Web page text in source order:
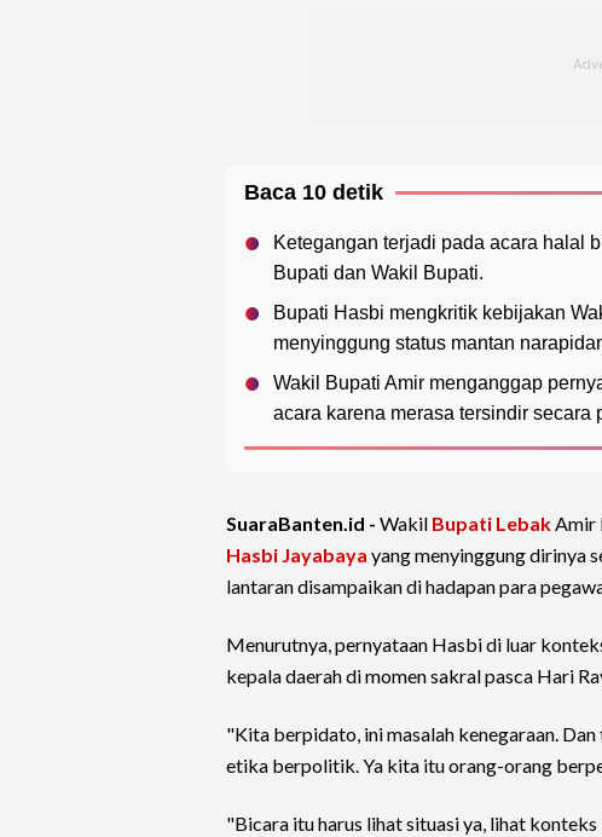
Baca 10 detik
Ketegangan terjadi pada acara halal
Bupati dan Wakil Bupati.
Bupati Hasbi mengkritik kebijakan
menyinggung status mantan
Wakil Bupati Amir menganggap
acara karena merasa tersindir secara
SuaraBanten.id - Wakil Bupati LebakAmir
Hasbi Jayabaya yang menyinggung dirinya
lantaran disampaikan di hadapan para
Menurutnya, pernyataan Hasbi di luar
kepala daerah di momen sakral pasca Hari
"Kita berpidato, ini masalah kenegaraan.
etika berpolitik. Ya kita itu orang-orang
"Bicara itu harus lihat situasi ya, lihat